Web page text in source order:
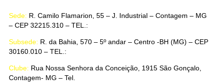
Sede: R. Camilo Flamarion, 55 – J. Industrial – Contagem – MG
– CEP 32215.310 – TEL.:
Subsede: R. da Bahia, 570 – 5º andar – Centro -BH (MG) – CEP
30160.010 – TEL.:
Clube: Rua Nossa Senhora da Conceição, 1915 São Gonçalo,
Contagem- MG – Tel.